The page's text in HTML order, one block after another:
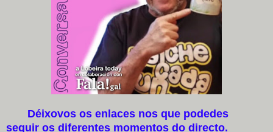
Déixovos os enlaces nos que podedes
seguir os diferentes momentos do directo.